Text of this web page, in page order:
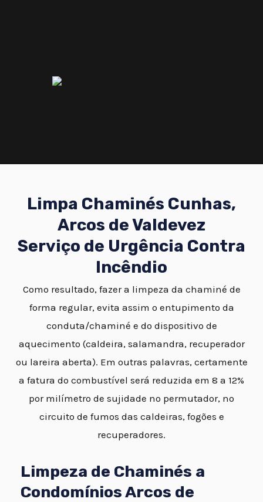
Limpa Chaminés Cunhas,
Arcos de Valdevez
Serviço de Urgência Contra
Incêndio
Como resultado, fazer a limpeza da chaminé de
forma regular, evita assim o entupimento da
conduta/chaminé e do dispositivo de
aquecimento (caldeira, salamandra, recuperador
ou lareira aberta). Em outras palavras, certamente
a fatura do combustível será reduzida em 8 a 12%
por milímetro de sujidade no permutador, no
circuito de fumos das caldeiras, fogões e
recuperadores.
Limpeza de Chaminés a
Condomínios Arcos de